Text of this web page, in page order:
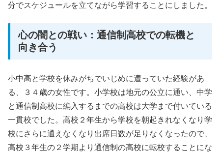
分でスケジュールを立てながら学習することにしました。
心の闇との戦い：通信制高校での転機と
向き合う
小中高と学校を休みがちでいじめに遭っていた経験があ
る、３４歳の女性です。小学校は地元の公立に通い、中学
と通信制高校に編入するまでの高校は大学まで付いている
一貫校でした。高校２年生から学校を朝起きれなくなり学
校にさらに通えなくなり出席日数が足りなくなったので、
高校３年生の２学期より通信制の高校に転校することにな